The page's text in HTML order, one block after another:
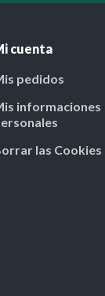
cuenta
pedidos
informaciones
las Cookies